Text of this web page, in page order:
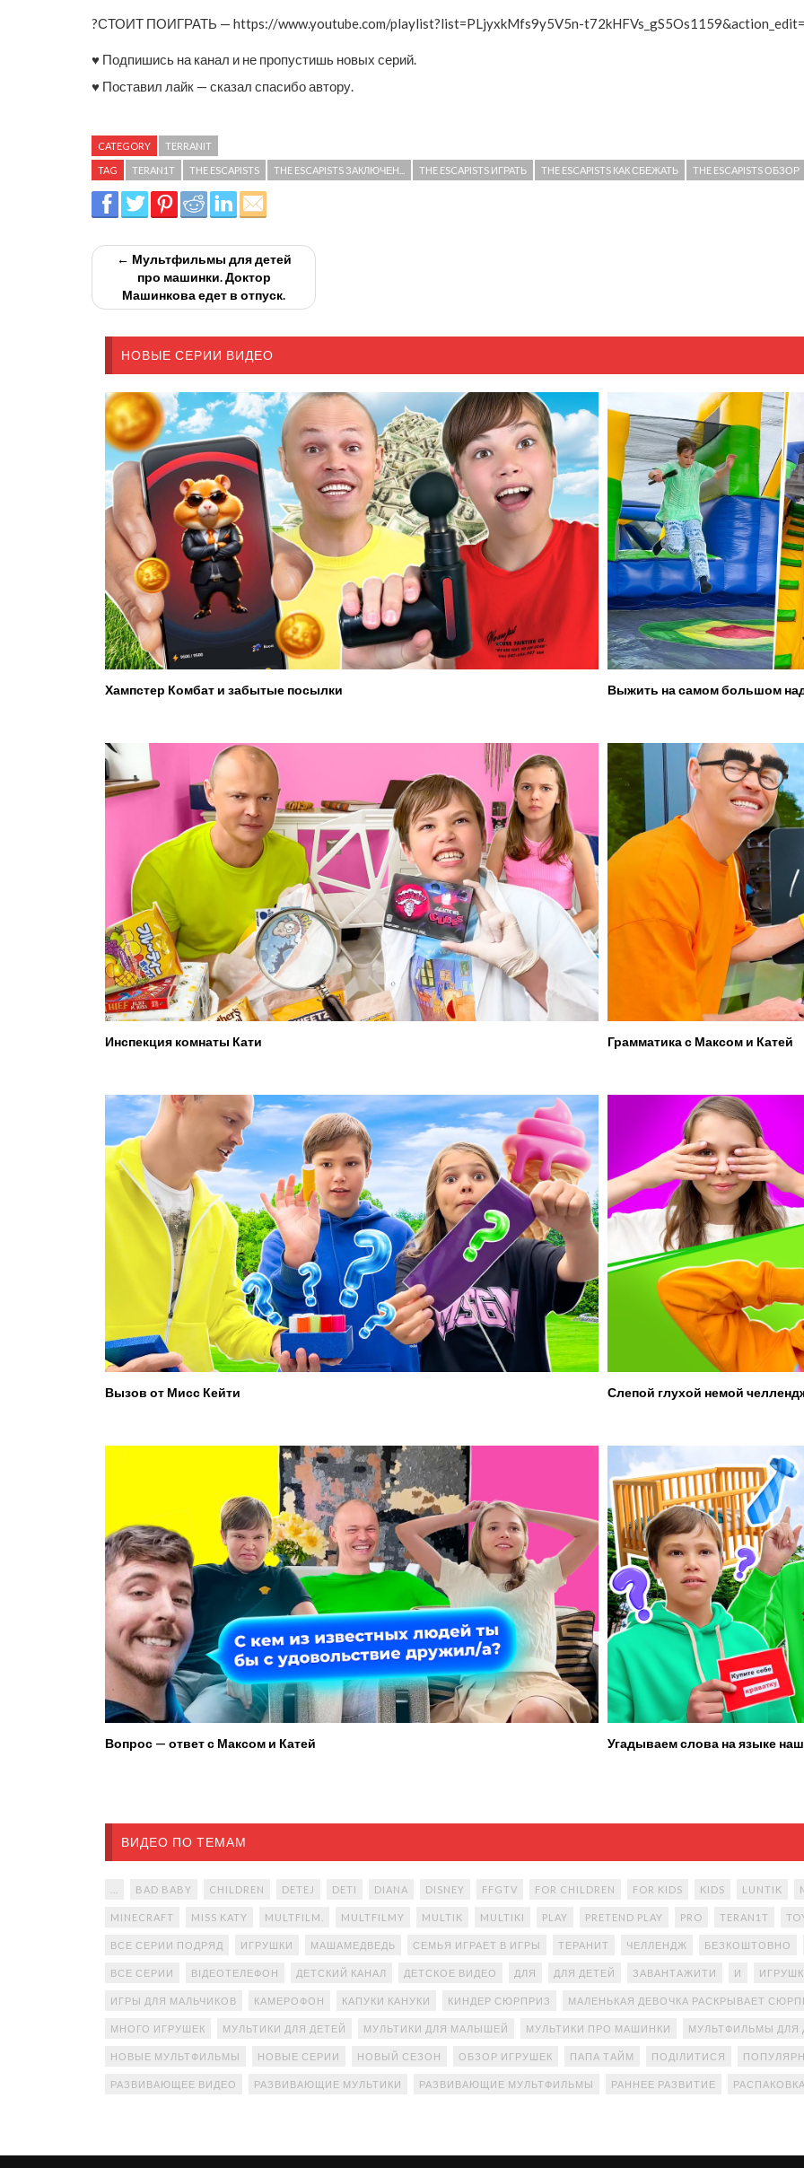
?СТОИТ ПОИГРАТЬ — https://www.youtube.com/playlist?list=PLjyxkMfs9y5V5n-
♥ Подпишись на канал и не пропустишь новых серий.
♥ Поставил лайк — сказал спасибо автору.
CATEGORY TERRANIT
TAG TERAN1T THE ESCAPISTS THE ESCAPISTS ЗАКЛЮЧЕН... THE ESCAPISTS ИГРАТЬ THE ESCAPISTS КАК СБЕЖАТЬ THE ESCAPISTS ОБЗОР
← Мультфильмы для детей
про машинки. Доктор
Машинкова едет в отпуск.
НОВЫЕ СЕРИИ ВИДЕО
Хампстер Комбат и забытые посылки Выжить на самом большом
Инспекция комнаты Кати Грамматика с Максом и Катей
Вызов от Мисс Кейти Слепой глухой немой
Вопрос — ответ с Максом и Катей Угадываем слова на языке
ВИДЕО ПО ТЕМАМ
BAD BABY CHILDREN DETEJ DETI DIANA DISNEY FFGTV FOR CHILDREN FOR KIDS KIDS LUNTIK
MINECRAFT MISS KATY MULTFILM. MULTFILMY MULTIK MULTIKI PLAY PRETEND PLAY PRO TERAN1T
ВСЕ СЕРИИ ПОДРЯД ИГРУШКИ МАШАМЕДВЕДЬ СЕМЬЯ ИГРАЕТ В ИГРЫ ТЕРАНИТ ЧЕЛЛЕНДЖ БЕЗКОШТОВНО
ВСЕ СЕРИИ ВІДЕОТЕЛЕФОН ДЕТСКИЙ КАНАЛ ДЕТСКОЕ ВИДЕО ДЛЯ ДЛЯ ДЕТЕЙ ЗАВАНТАЖИТИ И
ИГРЫ ДЛЯ МАЛЬЧИКОВ КАМЕРОФОН КАПУКИ КАНУКИ КИНДЕР СЮРПРИЗ МАЛЕНЬКАЯ ДЕВОЧКА РАСКРЫВАЕТ
МНОГО ИГРУШЕК МУЛЬТИКИ ДЛЯ ДЕТЕЙ МУЛЬТИКИ ДЛЯ МАЛЫШЕЙ МУЛЬТИКИ ПРО МАШИНКИ МУЛЬТФИЛЬМЫ ДЛЯ
НОВЫЕ МУЛЬТФИЛЬМЫ НОВЫЕ СЕРИИ НОВЫЙ СЕЗОН ОБЗОР ИГРУШЕК ПАПА ТАЙМ ПОДІЛИТИСЯ
РАЗВИВАЮЩЕЕ ВИДЕО РАЗВИВАЮЩИЕ МУЛЬТИКИ РАЗВИВАЮЩИЕ МУЛЬТФИЛЬМЫ РАННЕЕ РАЗВИТИЕ РАСПАКОВКА